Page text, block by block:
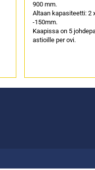
900 mm.
Altaan kapasiteetti: 2
-150mm.
Kaapissa on 5
astioille per ovi.